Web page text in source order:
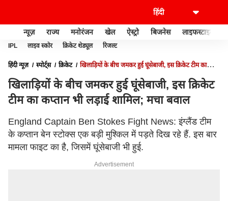
न्यूज़ राज्य मनोरंजन खेल ऐस्ट्रो बिजनेस लाइफस्टाइल
IPL लाइव स्कोर क्रिकेट शेड्यूल रिजल्ट
हिंदी न्यूज़ स्पोर्ट्स क्रिकेट
खिलाड़ियों के बीच जमकर हुई घूंसेबाजी, इस क्रिकेट टीम का
खिलाड़ियों के बीच जमकर हुई घूंसेबाजी, इस क्रिकेट
टीम का कप्तान भी लड़ाई शामिल; मचा बवाल
England Captain Ben Stokes Fight News: इंग्लैंड टीम
के कप्तान बेन स्टोक्स एक बड़ी मुश्किल में पड़ते दिख रहे हैं. इस बार
मामला फाइट का है, जिसमें घूंसेबाजी भी हुई.
Advertisement